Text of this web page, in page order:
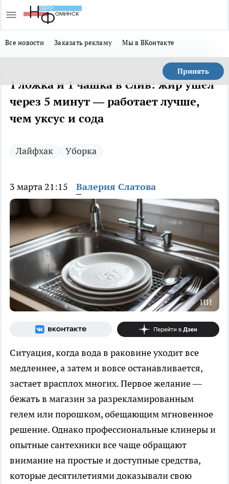
Все новости Заказать рекламу Мы в ВКонтакте
Принять
1 ложка и 1 чашка в слив: жир ушел
через 5 минут — работает лучше,
чем уксус и сода
Лайфхак Уборка
3 марта 21:15 Валерия Слатова
ИИ
Ситуация, когда вода в раковине уходит все
медленнее, а затем и вовсе останавливается,
застает врасплох многих. Первое желание —
бежать в магазин за разрекламированным
гелем или порошком, обещающим мгновенное
решение. Однако профессиональные клинеры и
опытные сантехники все чаще обращают
внимание на простые и доступные средства,
которые десятилетиями доказывали свою